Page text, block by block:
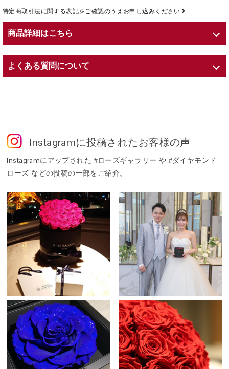
特定商取引法に関する表記をご確認のうえお申し込みください
商品詳細はこちら
商品紹介
7営業日～10営業日でのお届け
Φ 40 × H 40cm
時を超えて愛される、バラの王道。
クラシカルなフォルムが際立たせるバラの美。
よくある質問について
生花に化粧品にも用いられる保湿剤や染料を吸収させることで、色
鮮やかで瑞々しい花姿を、長期間そのままに愉しめるよう仕立てた
特別な花。それがプリザーブドフラワーです。
A. 世界最高級のプリザーブドローズ「アモローサ®」の中から、ロ
ーズギャラリーがさらに厳選した、生命力と美しさを湛える特別な
一輪だけに与えられる称号──それが「タイムレスローズ」です。
その名には「時代を超えて咲き続ける、普遍的な美しさ」という意
味が込められています。
Q. このバラは本物ですか？
A. はい。自然に咲いた本物のバラを使用しています。特殊な保存加
工を施したプリザーブドフラワーとして仕立てることで、水を必要
とせず、鮮やかな色合いとみずみずしさを長く保ちます。
Q. ギフトにふさわしいですか？
A. タイムレスローズは、人生の特別な日にこそ選ばれる花です。結
婚記念日や誕生日、プロポーズなど、大切な節目に寄り添い、記憶
Instagramに投稿されたお客様の声
Instagramにアップされた #ローズギャラリー や #ダイヤモンド
ローズ などの投稿の一部をご紹介。